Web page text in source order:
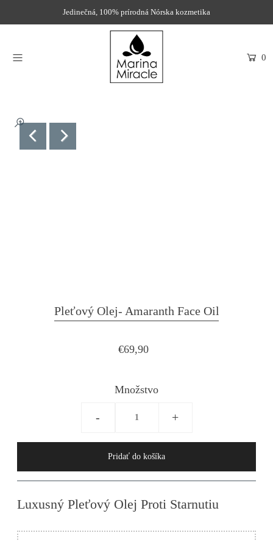
Jedinečná, 100% prírodná Nórska kozmetika
0
Pleťový Olej- Amaranth Face Oil
€69,90
Množstvo
- +
Luxusný Pleťový Olej Proti Starnutiu
DOMOV
O NÁS
RECENZIE